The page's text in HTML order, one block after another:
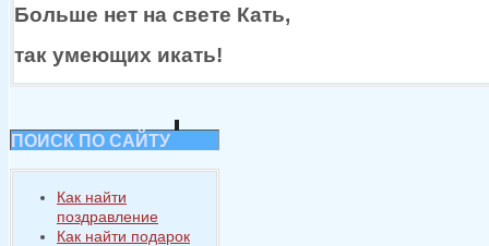
Больше нет на свете Кать,
так умеющих икать!
ПОИСК ПО САЙТУ
Как найти
поздравление
Как найти подарок